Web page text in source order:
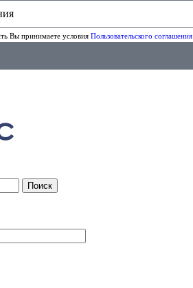
Вы принимаете условия Пользовательского соглашения
Поиск